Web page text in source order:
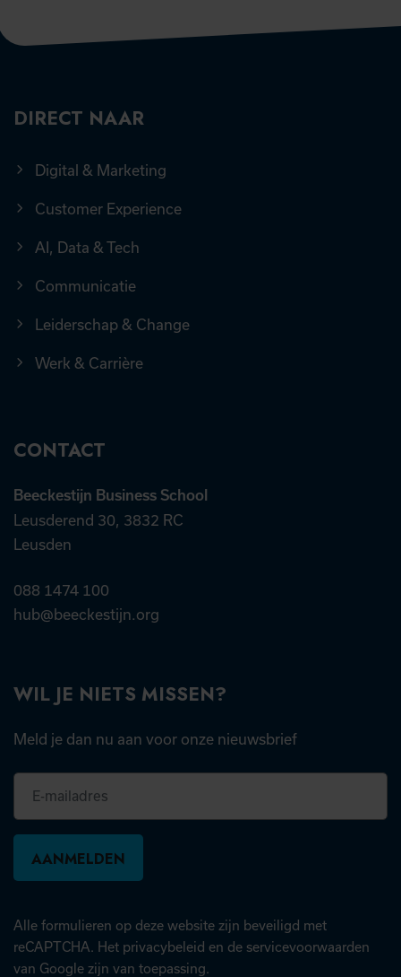
DIRECT NAAR
Digital & Marketing
Customer Experience
AI, Data & Tech
Communicatie
Leiderschap & Change
Werk & Carrière
CONTACT
Beeckestijn Business School
Leusderend 30, 3832 RC
Leusden
088 1474 100
hub@beeckestijn.org
WIL JE NIETS MISSEN?
Meld je dan nu aan voor onze nieuwsbrief
Alle formulieren op deze website zijn beveiligd met
reCAPTCHA. Het privacybeleid (opent in nieuw tabblad)
en de servicevoorwaarden
van Google zijn van toepassing.